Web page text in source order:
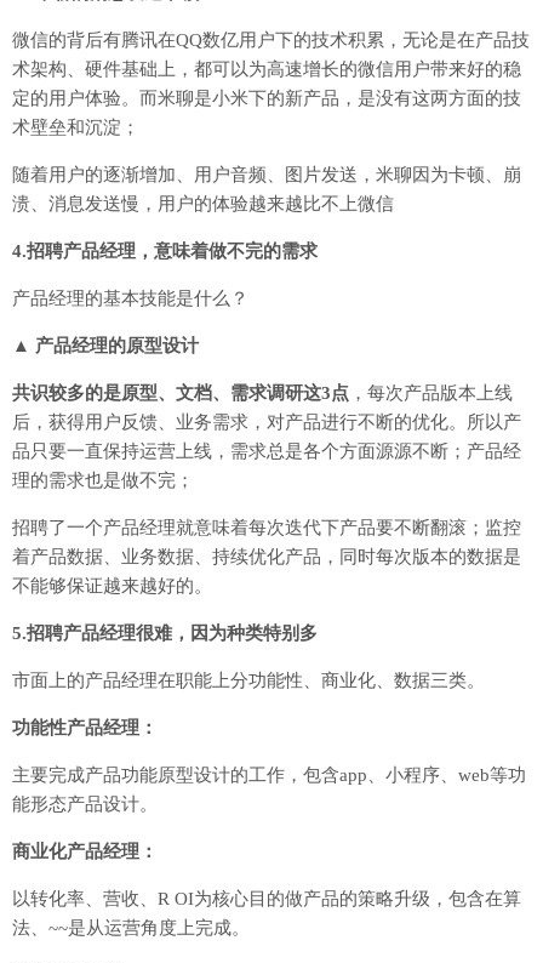
微信的背后有腾讯在QQ数亿用户下的技术积累，无论是在产品技
术架构、硬件基础上，都可以为高速增长的微信用户带来好的稳
定的用户体验。而米聊是小米下的新产品，是没有这两方面的技
术壁垒和沉淀；
随着用户的逐渐增加、用户音频、图片发送，米聊因为卡顿、崩
溃、消息发送慢，用户的体验越来越比不上微信
4.招聘产品经理，意味着做不完的需求
产品经理的基本技能是什么？
▲ 产品经理的原型设计
共识较多的是原型、文档、需求调研这3点 ，每次产品版本上线
后，获得用户反馈、业务需求，对产品进行不断的优化。所以产
品只要一直保持运营上线，需求总是各个方面源源不断；产品经
理的需求也是做不完；
招聘了一个产品经理就意味着每次迭代下产品要不断翻滚；监控
着产品数据、业务数据、持续优化产品，同时每次版本的数据是
不能够保证越来越好的。
5.招聘产品经理很难，因为种类特别多
市面上的产品经理在职能上分功能性、商业化、数据三类。
功能性产品经理：
主要完成产品功能原型设计的工作，包含app、小程序、web等功
能形态产品设计。
商业化产品经理：
以转化率、营收、R OI为核心目的做产品的策略升级，包含在算
法、~~是从运营角度上完成。